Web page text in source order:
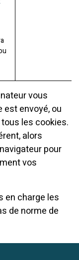
vous
envoyé, ou
les cookies.
alors
pour
vos
en charge les
de norme de